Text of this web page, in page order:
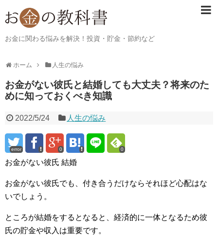
お金に関わる悩みを解決！投資・貯金・節約など
ホーム 人生の悩み
お金がない彼氏と結婚しても大丈夫？将来のた
めに知っておくべき知識
2022/5/24 人生の悩み
error 0 0
お金がない彼氏 結婚
お金がない彼氏でも、付き合うだけならそれほど心配はな
いでしょう。
ところが結婚をするとなると、経済的に一体となるため彼
氏の貯金や収入は重要です。